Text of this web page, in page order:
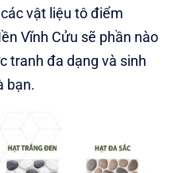
vật liệu tô điểm
Vĩnh Cửu sẽ phần nào
tranh đa dạng và sinh
bạn.